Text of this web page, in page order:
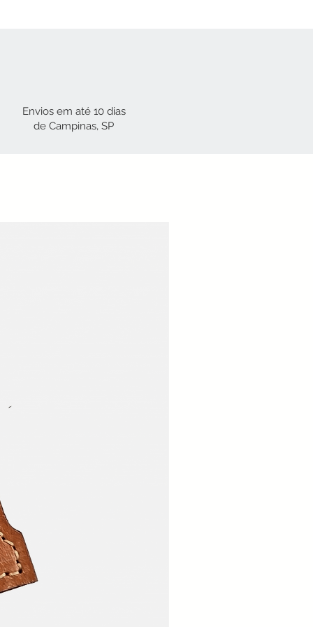
Envios em até 10 dias
de Campinas, SP